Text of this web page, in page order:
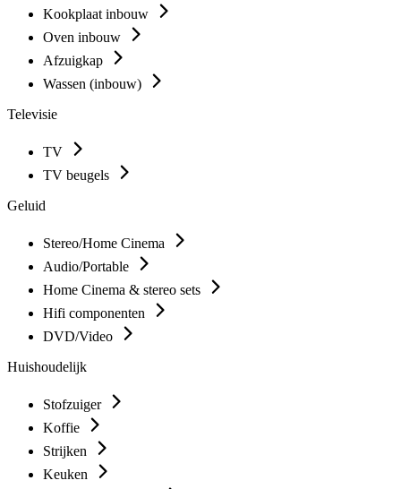
Kookplaat inbouw
Oven inbouw
Afzuigkap
Wassen (inbouw)
Televisie
TV
TV beugels
Geluid
Stereo/Home Cinema
Audio/Portable
Home Cinema & stereo sets
Hifi componenten
DVD/Video
Huishoudelijk
Stofzuiger
Koffie
Strijken
Keuken